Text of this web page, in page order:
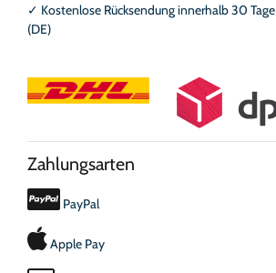
✓ Kostenlose Rücksendung innerhalb 30 Tage
(DE)
Zahlungsarten
PayPal
Apple Pay